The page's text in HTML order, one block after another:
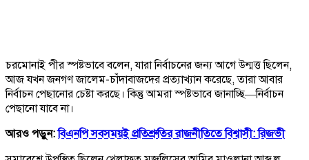
চরমোনাই পীর স্পষ্টভাবে বলেন, যারা নির্বাচনের জন্য আগে উন্মত্ত ছিলেন,
আজ যখন জনগণ জালেম-চাঁদাবাজদের প্রত্যাখ্যান করেছে, তারা আবার
নির্বাচন পেছানোর চেষ্টা করছে। কিন্তু আমরা স্পষ্টভাবে জানাচ্ছি—নির্বাচন
পেছানো যাবে না।
আরও পড়ুন:বিএনপি সবসময়ই প্রতিশ্রুতির রাজনীতিতে বিশ্বাসী: রিজভী